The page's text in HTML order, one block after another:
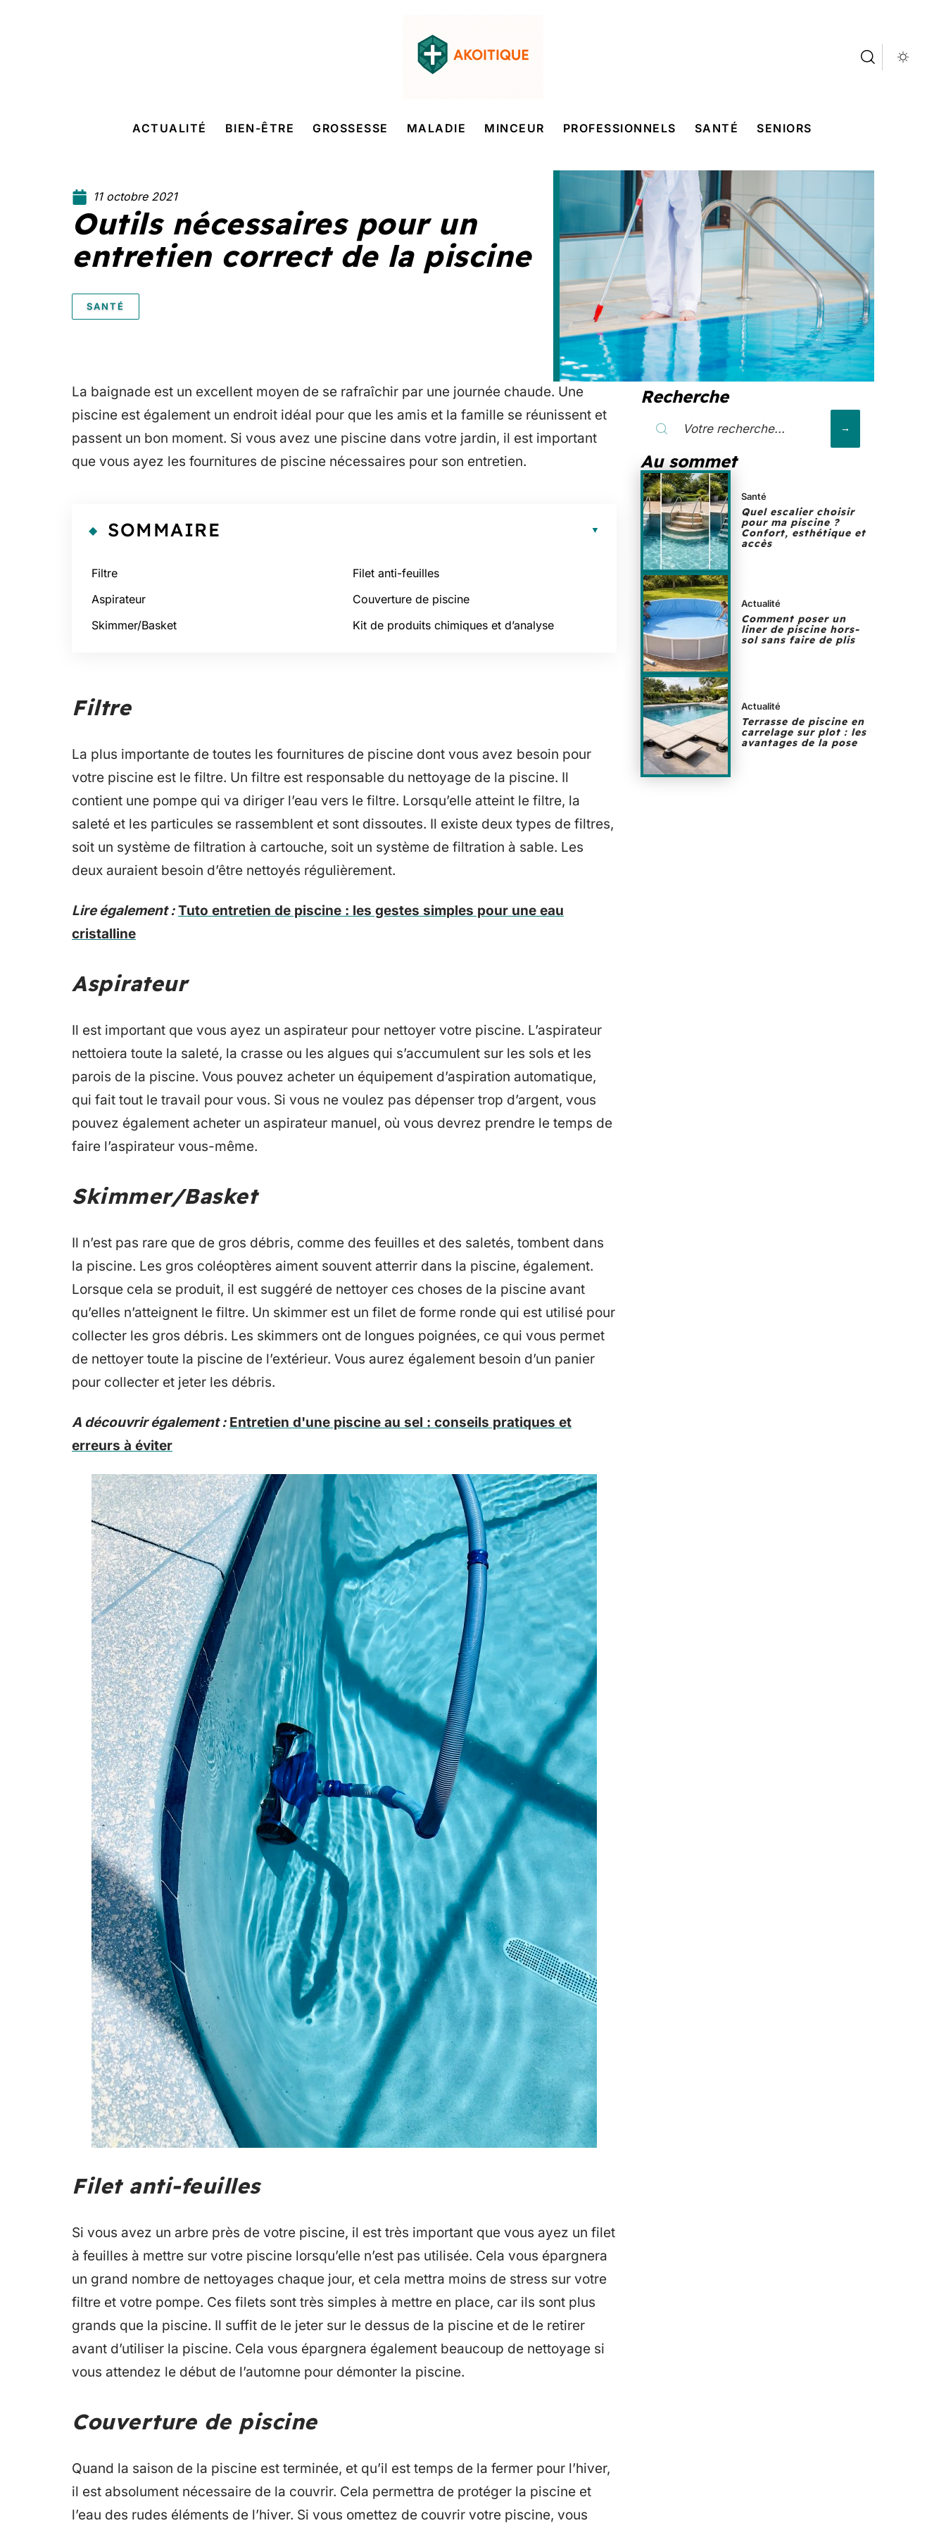
ACTUALITÉ BIEN-ÊTRE GROSSESSE MALADIE MINCEUR PROFESSIONNELS SANTÉ SENIORS
11 octobre 2021
Outils nécessaires pour un
entretien correct de la piscine
SANTÉ
La baignade est un excellent moyen de se rafraîchir par une journée chaude. Une
piscine est également un endroit idéal pour que les amis et la famille se réunissent et
passent un bon moment. Si vous avez une piscine dans votre jardin, il est important
que vous ayez les fournitures de piscine nécessaires pour son entretien.
SOMMAIRE
Filtre
Aspirateur
Skimmer/Basket
Filet anti-feuilles
Couverture de piscine
Kit de produits chimiques et d’analyse
Filtre
La plus importante de toutes les fournitures de piscine dont vous avez besoin pour
votre piscine est le filtre. Un filtre est responsable du nettoyage de la piscine. Il
contient une pompe qui va diriger l’eau vers le filtre. Lorsqu’elle atteint le filtre, la
saleté et les particules se rassemblent et sont dissoutes. Il existe deux types de filtres,
soit un système de filtration à cartouche, soit un système de filtration à sable. Les
deux auraient besoin d’être nettoyés régulièrement.
Lire également : Tuto entretien de piscine : les gestes simples pour une eau
cristalline
Aspirateur
Il est important que vous ayez un aspirateur pour nettoyer votre piscine. L’aspirateur
nettoiera toute la saleté, la crasse ou les algues qui s’accumulent sur les sols et les
parois de la piscine. Vous pouvez acheter un équipement d’aspiration automatique,
qui fait tout le travail pour vous. Si vous ne voulez pas dépenser trop d’argent, vous
pouvez également acheter un aspirateur manuel, où vous devrez prendre le temps de
faire l’aspirateur vous-même.
Skimmer/Basket
Il n’est pas rare que de gros débris, comme des feuilles et des saletés, tombent dans
la piscine. Les gros coléoptères aiment souvent atterrir dans la piscine, également.
Lorsque cela se produit, il est suggéré de nettoyer ces choses de la piscine avant
qu’elles n’atteignent le filtre. Un skimmer est un filet de forme ronde qui est utilisé pour
collecter les gros débris. Les skimmers ont de longues poignées, ce qui vous permet
de nettoyer toute la piscine de l’extérieur. Vous aurez également besoin d’un panier
pour collecter et jeter les débris.
A découvrir également : Entretien d'une piscine au sel : conseils pratiques et
erreurs à éviter
Filet anti-feuilles
Si vous avez un arbre près de votre piscine, il est très important que vous ayez un filet
à feuilles à mettre sur votre piscine lorsqu’elle n’est pas utilisée. Cela vous épargnera
un grand nombre de nettoyages chaque jour, et cela mettra moins de stress sur votre
filtre et votre pompe. Ces filets sont très simples à mettre en place, car ils sont plus
grands que la piscine. Il suffit de le jeter sur le dessus de la piscine et de le retirer
avant d’utiliser la piscine. Cela vous épargnera également beaucoup de nettoyage si
vous attendez le début de l’automne pour démonter la piscine.
Couverture de piscine
Quand la saison de la piscine est terminée, et qu’il est temps de la fermer pour l’hiver,
il est absolument nécessaire de la couvrir. Cela permettra de protéger la piscine et
l’eau des rudes éléments de l’hiver. Si vous omettez de couvrir votre piscine, vous
Recherche
Au sommet
Santé
Quel escalier choisir
pour ma piscine ?
Confort, esthétique et
accès
Actualité
Comment poser un
liner de piscine hors-
sol sans faire de plis
Actualité
Terrasse de piscine en
carrelage sur plot : les
avantages de la pose